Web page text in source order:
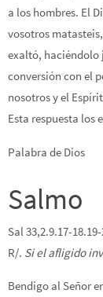
a los hombres. El
vosotros
exaltó, haciéndolo
conversión con el
nosotros y el
Esta respuesta los
Palabra de Dios
Salmo
Sal 33,2.9.17-
R/. Si el afligido
Bendigo al Señor